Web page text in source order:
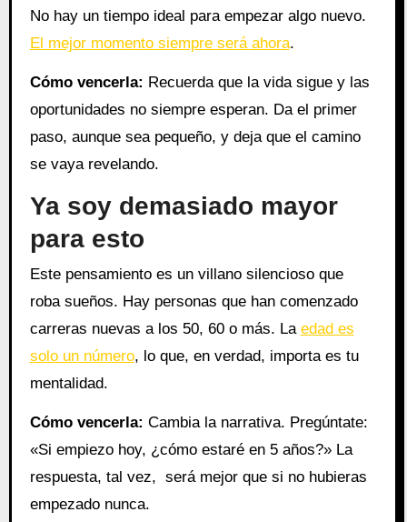
No hay un tiempo ideal para empezar algo nuevo.
El mejor momento siempre será ahora.
Cómo vencerla: Recuerda que la vida sigue y las
oportunidades no siempre esperan. Da el primer
paso, aunque sea pequeño, y deja que el camino
se vaya revelando.
Ya soy demasiado mayor
para esto
Este pensamiento es un villano silencioso que
roba sueños. Hay personas que han comenzado
carreras nuevas a los 50, 60 o más. La edad es
solo un número, lo que, en verdad, importa es tu
mentalidad.
Cómo vencerla: Cambia la narrativa. Pregúntate:
«Si empiezo hoy, ¿cómo estaré en 5 años?» La
respuesta, tal vez, será mejor que si no hubieras
empezado nunca.